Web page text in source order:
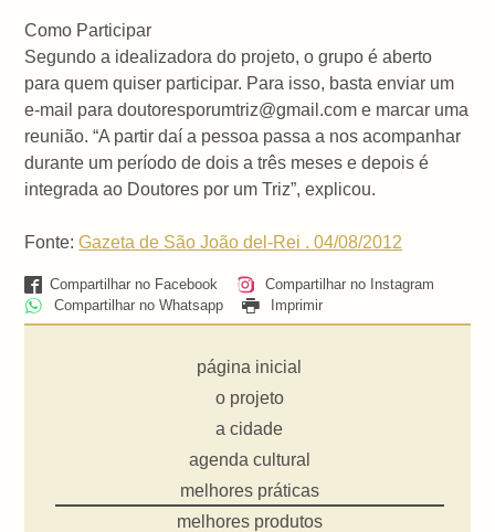
Como Participar
Segundo a idealizadora do projeto, o grupo é aberto
para quem quiser participar. Para isso, basta enviar um
e-mail para doutoresporumtriz@gmail.com e marcar uma
reunião. “A partir daí a pessoa passa a nos acompanhar
durante um período de dois a três meses e depois é
integrada ao Doutores por um Triz”, explicou.
Fonte:Gazeta de São João del-Rei . 04/08/2012
Compartilhar no Facebook
Compartilhar no Instagram
Compartilhar no Whatsapp
Imprimir
página inicial
o projeto
a cidade
agenda cultural
melhores práticas
melhores produtos